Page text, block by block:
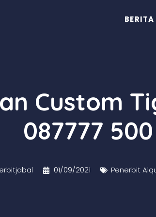
BERITA
Custom
087777 500
01/09/2021 Penerbit